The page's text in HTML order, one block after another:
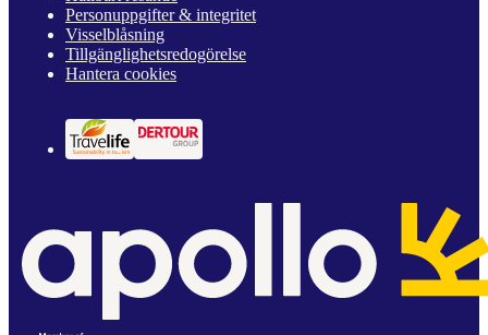
Personuppgifter & integritet
Visselblåsning
Tillgänglighetsredogörelse
Hantera cookies